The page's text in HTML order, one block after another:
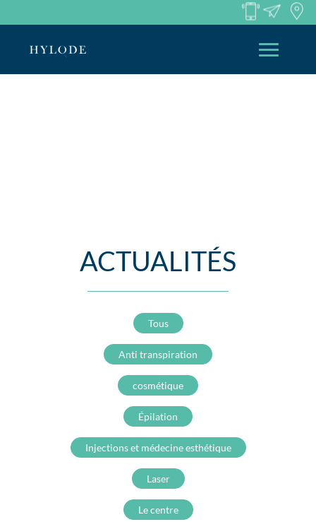
ACTUALITÉS
Tous
Anti transpiration
cosmétique
Épilation
Injections et médecine esthétique
Laser
Le centre